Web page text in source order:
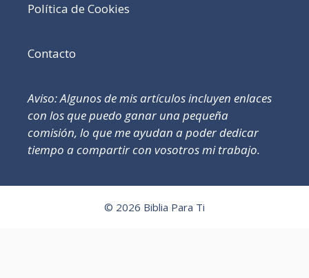
Política de Cookies
Contacto
Aviso: Algunos de mis artículos incluyen enlaces
con los que puedo ganar una pequeña
comisión, lo que me ayudan a poder dedicar
tiempo a compartir con vosotros mi trabajo.
© 2026 Biblia Para Ti